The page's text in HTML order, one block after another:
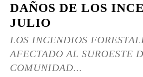
DAÑOS DE LOS
JULIO
LOS INCENDIOS
AFECTADO AL SUROESTE
COMUNIDAD...